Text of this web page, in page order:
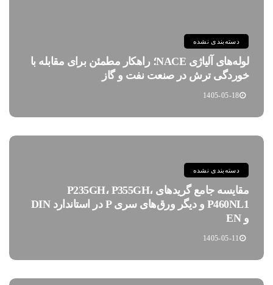
دسته‌بندی نشده
لوله‌های آلیاژی NACE؛ راهکار مطمئن برای مقابله با
خوردگی ترش در صنعت نفت و گاز
1405-05-18
دسته‌بندی نشده
مقایسه جامع گریدهای P235GH، P355GH،
P460NL1 و دیگر ورق‌های سری P در استاندارد DIN
و EN
1405-05-11